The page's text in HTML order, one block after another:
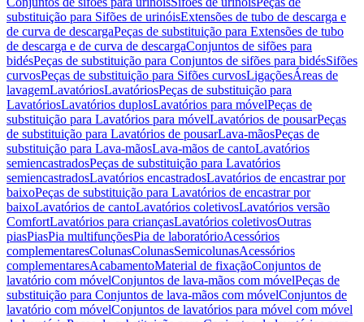
substituição para Sifões de urinóisExtensões de tubo de descarga e
de curva de descargaPeças de substituição para Extensões de tubo
de descarga e de curva de descargaConjuntos de sifões para
bidésPeças de substituição para Conjuntos de sifões para bidésSifões
curvosPeças de substituição para Sifões curvosLigaçõesÁreas de
lavagemLavatóriosLavatóriosPeças de substituição para
LavatóriosLavatórios duplosLavatórios para móvelPeças de
substituição para Lavatórios para móvelLavatórios de pousarPeças
de substituição para Lavatórios de pousarLava-mãosPeças de
substituição para Lava-mãosLava-mãos de cantoLavatórios
semiencastradosPeças de substituição para Lavatórios
semiencastradosLavatórios encastradosLavatórios de encastrar por
baixoPeças de substituição para Lavatórios de encastrar por
baixoLavatórios de cantoLavatórios coletivosLavatórios versão
ComfortLavatórios para criançasLavatórios coletivosOutras
piasPiasPia multifunçõesPia de laboratórioAcessórios
complementaresColunasColunasSemicolunasAcessórios
complementaresAcabamentoMaterial de fixaçãoConjuntos de
lavatório com móvelConjuntos de lava-mãos com móvelPeças de
substituição para Conjuntos de lava-mãos com móvelConjuntos de
lavatório com móvelConjuntos de lavatórios para móvel com móvel